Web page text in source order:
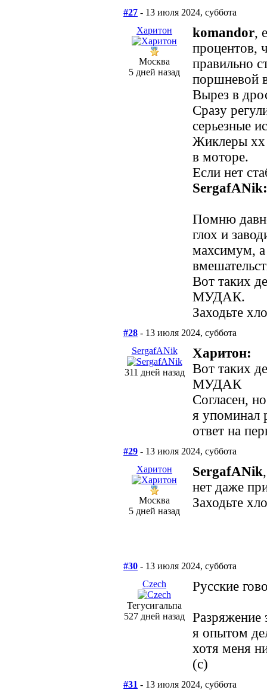
#27 - 13 июля 2024, суббота
Харитон
Москва
5 дней назад
komandor,
процентов,
правильно
поршневой
Вырез в
Сразу
серьезные
Жиклеры хх
в моторе.
Если нет
SergafANik:
Помню
глох и
махсимум, а
Вот таких
МУДАК.
Заходьте
#28 - 13 июля 2024, суббота
SergafANik
311 дней назад
Харитон:
Вот таких
МУДАК
Согласен,
я упоминал
ответ на
#29 - 13 июля 2024, суббота
Харитон
Москва
5 дней назад
SergafANik
нет даже
Заходьте
#30 - 13 июля 2024, суббота
Сzech
Тегусигальпа
527 дней назад
Русские
Разряжение
я опытом
хотя меня
(c)
#31 - 13 июля 2024, суббота